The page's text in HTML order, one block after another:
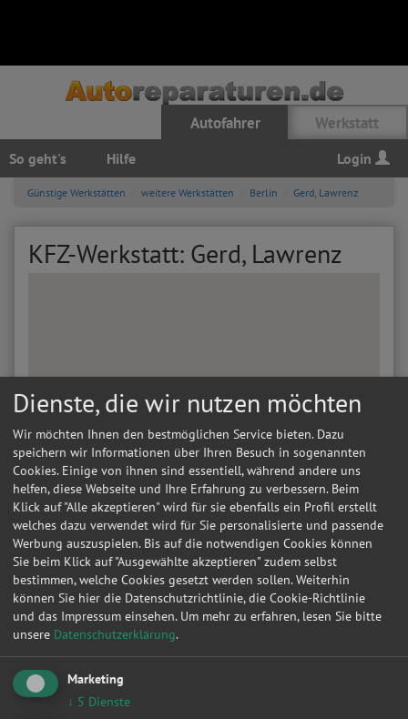
Autofahrer Werkstatt
So geht's Hilfe Login
Günstige Werkstätten weitere Werkstätten Berlin Gerd, Lawrenz
KFZ-Werkstatt: Gerd, Lawrenz
Kontakt
Gerd, Lawrenz
Dienste, die wir nutzen möchten
Wir möchten Ihnen den bestmöglichen Service bieten. Dazu
speichern wir Informationen über Ihren Besuch in sogenannten
Cookies. Einige von ihnen sind essentiell, während andere uns
helfen, diese Webseite und Ihre Erfahrung zu verbessern. Beim
Klick auf "Alle akzeptieren" wird für sie ebenfalls ein Profil erstellt
welches dazu verwendet wird für Sie personalisierte und passende
Werbung auszuspielen. Bis auf die notwendigen Cookies können
Sie beim Klick auf "Ausgewählte akzeptieren" zudem selbst
bestimmen, welche Cookies gesetzt werden sollen. Weiterhin
können Sie hier die Datenschutzrichtlinie, die Cookie-Richtlinie
und das Impressum einsehen. Um mehr zu erfahren, lesen Sie bitte
unsere Datenschutzerklärung.
Marketing
↓ 5 Dienste